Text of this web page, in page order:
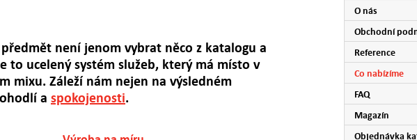
není jenom vybrat něco z katalogu a
ucelený systém služeb, který má místo v
mixu. Záleží nám nejen na výsledném
a spokojenosti.
O nás
Obchodní
Reference
Co nabízíme
FAQ
Magazín
Objednávka